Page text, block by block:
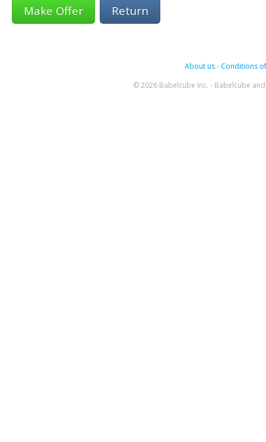
Return
About us- Conditions
© 2026 Babelcube Inc. - Babelcube